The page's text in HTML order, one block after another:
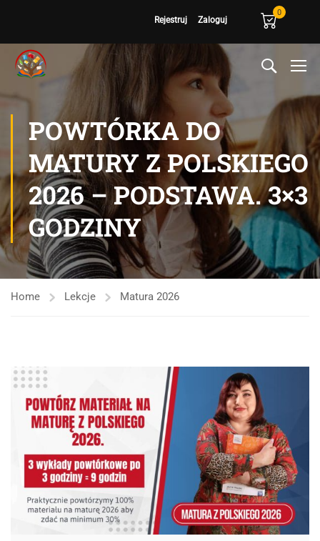
Rejestruj Zaloguj
0
POWTÓRKA DO
MATURY Z POLSKIEGO
2026 – PODSTAWA. 3×3
GODZINY
Home Lekcje Matura 2026